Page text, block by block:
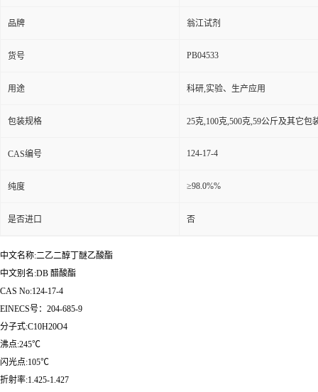
品牌 翁江试剂
货号 PB04533
用途 科研,实验、生产应用
包装规格 25克,100克,500克,59公斤及其它包
CAS编号 124-17-4
纯度 ≥98.0%%
是否进口 否
中文名称:二乙二醇丁醚乙酸酯
中文别名:DB 醋酸酯
CAS No:124-17-4
EINECS号：204-685-9
分子式:C10H20O4
沸点:245℃
闪光点:105℃
折射率:1.425-1.427